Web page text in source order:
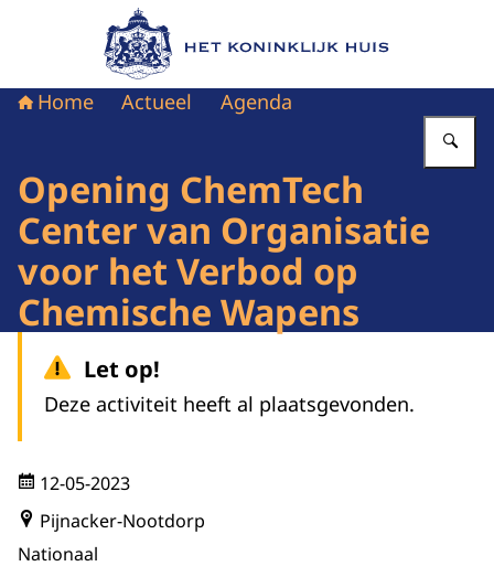
Naar de homepage van Het Koninklijk Huis
Home Actueel Agenda
Opening ChemTech
Center van Organisatie
voor het Verbod op
Chemische Wapens
Let op!
Deze activiteit heeft al plaatsgevonden.
12-05-2023
Pijnacker-Nootdorp
Nationaal